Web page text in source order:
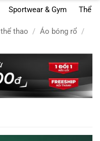
Sportwear & Gym Thể
thao / Áo bóng rổ /